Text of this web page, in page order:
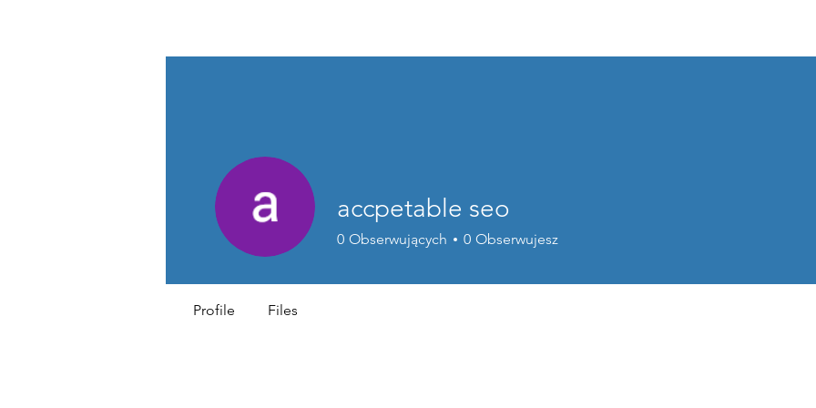
accpetable seo
0 Obserwujących 0 Obserwujesz
Profile Files